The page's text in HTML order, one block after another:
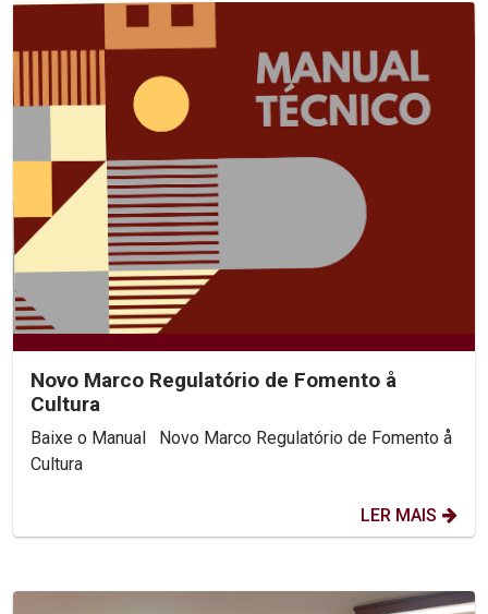
Novo Marco Regulatório de Fomento å
Cultura
Baixe o Manual Novo Marco Regulatório de Fomento å
Cultura
LER MAIS